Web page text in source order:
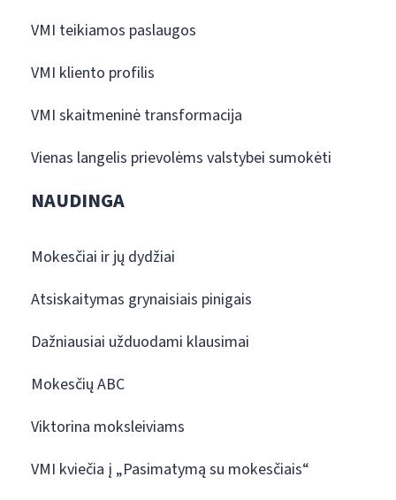
VMI teikiamos paslaugos
VMI kliento profilis
VMI skaitmeninė transformacija
Vienas langelis prievolėms valstybei sumokėti
NAUDINGA
Mokesčiai ir jų dydžiai
Atsiskaitymas grynaisiais pinigais
Dažniausiai užduodami klausimai
Mokesčių ABC
Viktorina moksleiviams
VMI kviečia į „Pasimatymą su mokesčiais“